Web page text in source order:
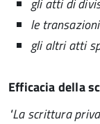
gli atti di
le
gli altri atti
Efficacia della
"La scrittura